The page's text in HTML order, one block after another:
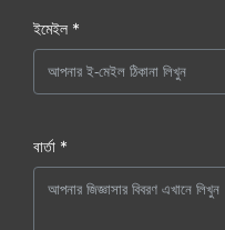
ইমেইল *
বার্তা *